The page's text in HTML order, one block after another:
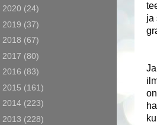
ja
2020 (24)
2019 (37)
2018 (67)
2017 (80)
2016 (83)
2015 (161)
2014 (223)
2013 (228)